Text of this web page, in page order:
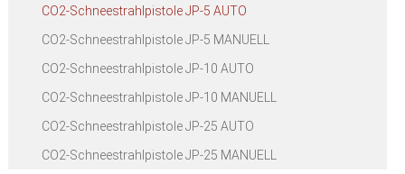
CO2-Schneestrahlpistole JP-5 AUTO
CO2-Schneestrahlpistole JP-5 MANUELL
CO2-Schneestrahlpistole JP-10 AUTO
CO2-Schneestrahlpistole JP-10 MANUELL
CO2-Schneestrahlpistole JP-25 AUTO
CO2-Schneestrahlpistole JP-25 MANUELL